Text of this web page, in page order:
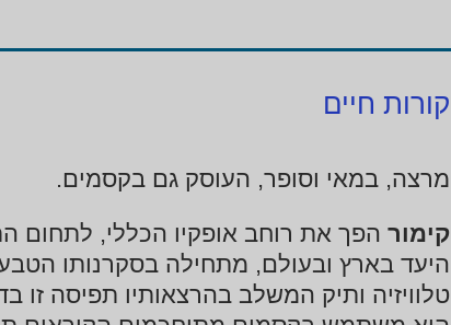
קורות חיים
מרצה, במאי וסופר, העוסק גם בקסמים.
קימור הפך את רוחב אופקיו הכללי, לתחום
היעד בארץ ובעולם, מתחילה בסקרנותו
טלוויזיה ותיק המשלב בהרצאותיו תפיסה